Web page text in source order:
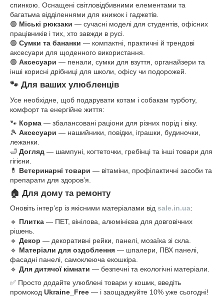
спинкою. Оснащені світловідбивними елементами та
багатьма відділеннями для книжок і гаджетів.
🟢 Міські рюкзаки — сучасні моделі для студентів, офісних
працівників і тих, хто завжди в русі.
🟢 Сумки та бананки — компактні, практичні й трендові
аксесуари для щоденного використання.
🟢 Аксесуари — пенали, сумки для взуття, органайзери та
інші корисні дрібниці для школи, офісу чи подорожей.
🐾 Для ваших улюбленців
Усе необхідне, щоб подарувати котам і собакам турботу,
комфорт та енергійне життя:
🐾 Корма — збалансовані раціони для різних порід і віку.
🎾 Аксесуари — нашийники, повідки, іграшки, будиночки,
лежанки.
🛁 Догляд — шампуні, когтеточки, гребінці та інші товари для
гігієни.
💊 Ветеринарні товари — вітаміни, профілактичні засоби та
препарати для здоров’я.
🏠 Для дому та ремонту
Оновіть інтер’єр із якісними матеріалами від sale.in.ua:
🔹 Плитка — ПЕТ, вінілова, алюмінієва для довговічних
рішень.
🔹 Декор — декоративні рейки, панелі, мозаїка зі скла.
🔹 Матеріали для оздоблення — шпалери, ПВХ панелі,
фасадні панелі, самоклеюча екошкіра.
🔹 Для дитячої кімнати — безпечні та екологічні матеріали.
✅ Просто додайте улюблені товари у кошик, введіть
промокод Ukraine_Free — і заощаджуйте 10% уже сьогодні!